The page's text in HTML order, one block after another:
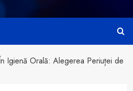
Igienă Orală: Alegerea Periuței de